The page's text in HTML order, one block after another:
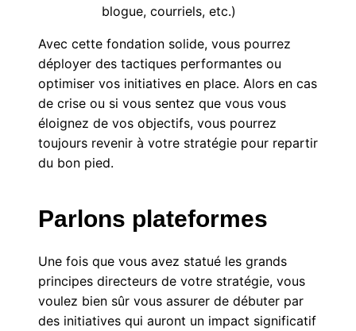
blogue, courriels, etc.)
Avec cette fondation solide, vous pourrez
déployer des tactiques performantes ou
optimiser vos initiatives en place. Alors en cas
de crise ou si vous sentez que vous vous
éloignez de vos objectifs, vous pourrez
toujours revenir à votre stratégie pour repartir
du bon pied.
Parlons plateformes
Une fois que vous avez statué les grands
principes directeurs de votre stratégie, vous
voulez bien sûr vous assurer de débuter par
des initiatives qui auront un impact significatif